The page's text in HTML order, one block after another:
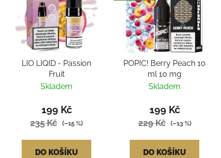
LIO LIQID - Passion
Fruit
Skladem
199 Kč
235 Kč (–15 %)
DO KOŠÍKU
POPIC! Berry Peach 10
ml 10 mg
Skladem
199 Kč
229 Kč (–13 %)
DO KOŠÍKU